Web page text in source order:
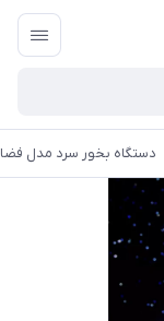
دستگاه بخور سرد مدل